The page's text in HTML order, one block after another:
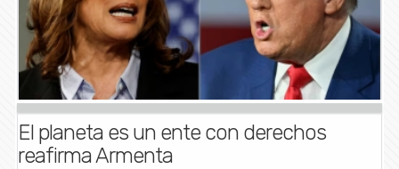
El planeta es un ente con derechos
reafirma Armenta